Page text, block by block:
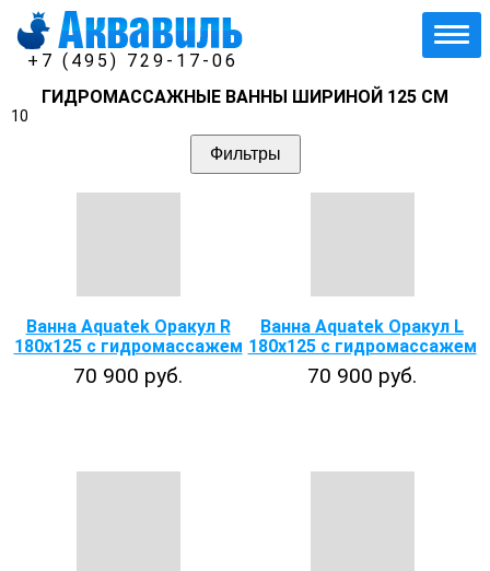
+7 (495) 729-17-06
ГИДРОМАССАЖНЫЕ ВАННЫ ШИРИНОЙ 125 СМ
10
Фильтры
Ванна Aquatek Оракул R
180х125 с гидромассажем
70 900 руб.
Ванна Aquatek Оракул L
180х125 с гидромассажем
70 900 руб.